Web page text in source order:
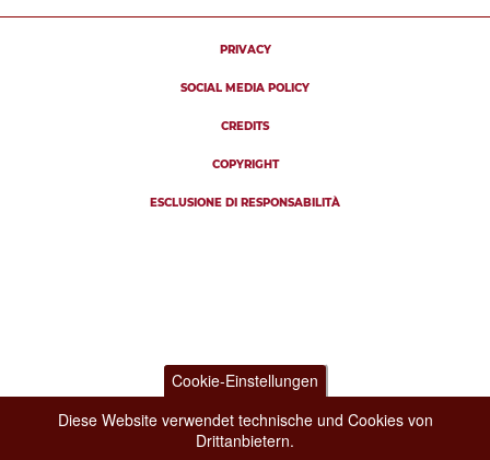
PRIVACY
SOCIAL MEDIA POLICY
CREDITS
COPYRIGHT
ESCLUSIONE DI RESPONSABILITÀ
Cookie-Einstellungen
Diese Website verwendet technische und Cookies von
Drittanbietern.